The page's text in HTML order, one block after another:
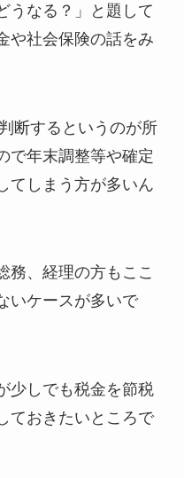
うなる？」と題して
や社会保険の話をみ
断するというのが所
で年末調整等や確定
てしまう方が多いん
務、経理の方もここ
いケースが多いで
少しでも税金を節税
ておきたいところで